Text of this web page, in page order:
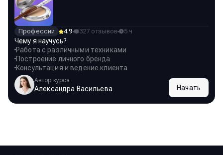
Профессии 4.9 327 отзывов 5 ч
Чему я научусь?
Работа с различными техниками
Построение личного бренда
Консультация и ведение клиента
Автор курса
Александра Васильева Начать